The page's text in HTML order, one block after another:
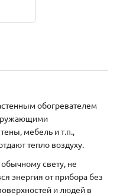
обогревателем
мебель и т.п.,
тепло воздуху.
свету, не
энергия от прибора без
и людей в